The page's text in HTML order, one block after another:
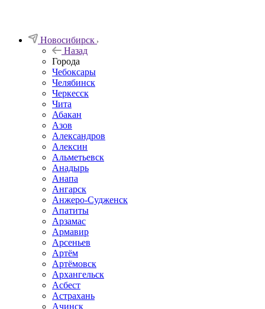
Новосибирск
Назад
Города
Чебоксары
Челябинск
Черкесск
Чита
Абакан
Азов
Александров
Алексин
Альметьевск
Анадырь
Анапа
Ангарск
Анжеро-Судженск
Апатиты
Арзамас
Армавир
Арсеньев
Артём
Артёмовск
Архангельск
Асбест
Астрахань
Ачинск